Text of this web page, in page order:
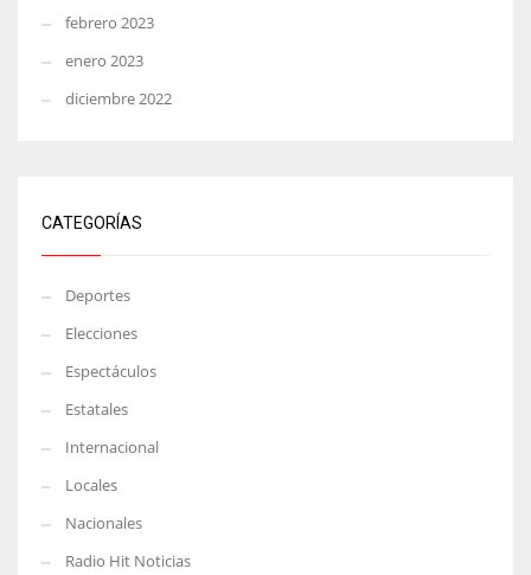
febrero 2023
enero 2023
diciembre 2022
CATEGORÍAS
Deportes
Elecciones
Espectáculos
Estatales
Internacional
Locales
Nacionales
Radio Hit Noticias